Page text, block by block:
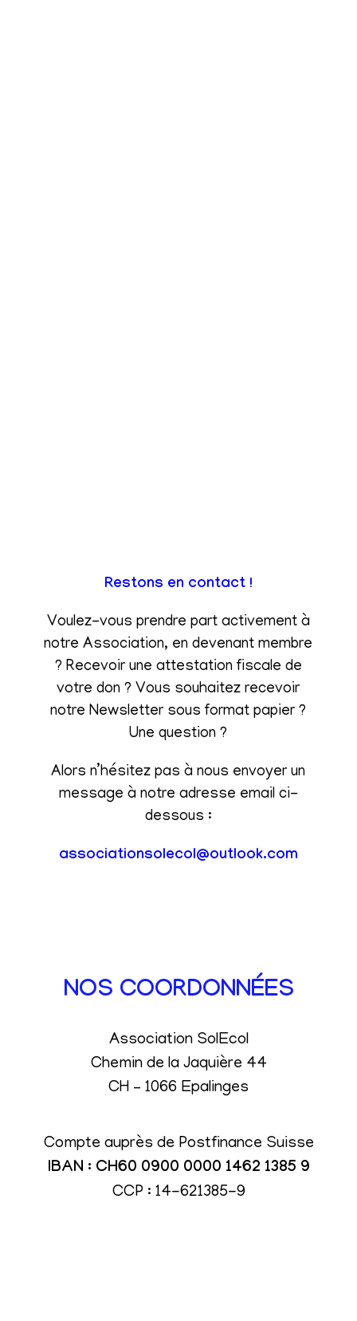
Restons en contact !
Voulez-vous prendre part activement à
notre Association, en devenant membre
? Recevoir une attestation fiscale de
votre don ? Vous souhaitez recevoir
notre Newsletter sous format papier ?
Une question ?
Alors n’hésitez pas à nous envoyer un
message à notre adresse email ci-
dessous :
associationsolecol@outlook.com
NOS COORDONNÉES
Association SolEcol
Chemin de la Jaquière 44
CH – 1066 Epalinges
Compte auprès de Postfinance Suisse
IBAN : CH60 0900 0000 1462 1385 9
CCP : 14-621385-9